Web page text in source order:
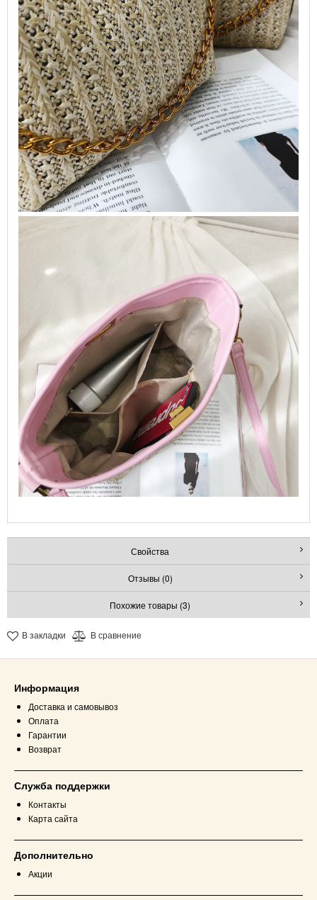
Свойства
Отзывы (0)
Похожие товары (3)
В закладки В сравнение
Информация
Доставка и самовывоз
Оплата
Гарантии
Возврат
Служба поддержки
Контакты
Карта сайта
Дополнительно
Акции